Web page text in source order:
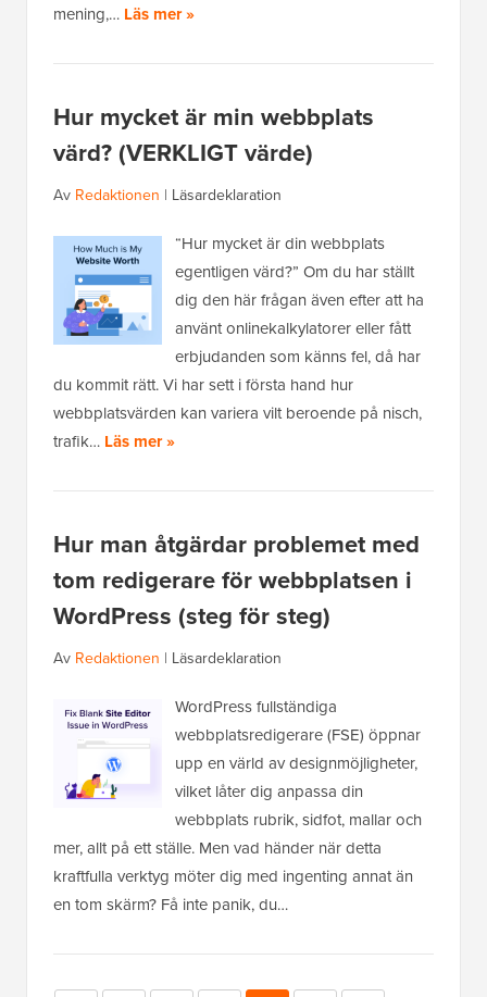
mening,… Läs mer »
Hur mycket är min webbplats
värd? (VERKLIGT värde)
Av Redaktionen | Läsardeklaration
“Hur mycket är din webbplats
egentligen värd?” Om du har ställt
dig den här frågan även efter att ha
använt onlinekalkylatorer eller fått
erbjudanden som känns fel, då har
du kommit rätt. Vi har sett i första hand hur
webbplatsvärden kan variera vilt beroende på nisch,
trafik… Läs mer »
Hur man åtgärdar problemet med
tom redigerare för webbplatsen i
WordPress (steg för steg)
Av Redaktionen | Läsardeklaration
WordPress fullständiga
webbplatsredigerare (FSE) öppnar
upp en värld av designmöjligheter,
vilket låter dig anpassa din
webbplats rubrik, sidfot, mallar och
mer, allt på ett ställe. Men vad händer när detta
kraftfulla verktyg möter dig med ingenting annat än
en tom skärm? Få inte panik, du…